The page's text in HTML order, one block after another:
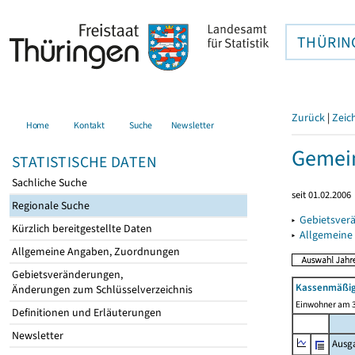
Home Kontakt Suche Newsletter
STATISTISCHE DATEN
Sachliche Suche
Regionale Suche
Kürzlich bereitgestellte Daten
Allgemeine Angaben, Zuordnungen
Gebietsveränderungen,
Änderungen zum Schlüsselverzeichnis
Definitionen und Erläuterungen
Newsletter
Zurück |
seit 01.02.2006
▸
▸
Einwohner am